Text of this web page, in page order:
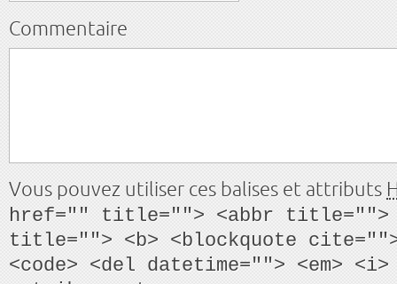
Commentaire
Vous pouvez utiliser ces balises et attributs
href="" title=""> <abbr title="">
title=""> <b> <blockquote
<code> <del datetime=""> <em>